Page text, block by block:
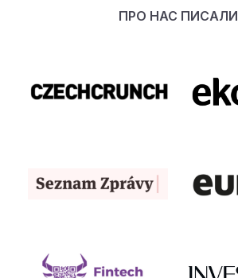
ПРО НАС ПИСАЛИ